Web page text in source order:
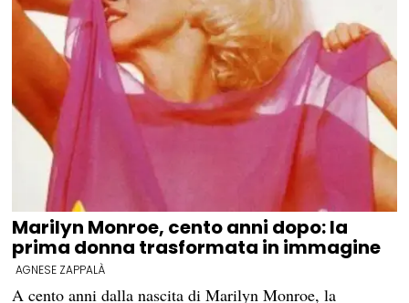
Marilyn Monroe, cento anni dopo: la
prima donna trasformata in immagine
AGNESE ZAPPALÀ
A cento anni dalla nascita di Marilyn Monroe, la